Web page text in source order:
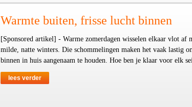
Warmte buiten, frisse lucht binnen
[Sponsored artikel] - Warme zomerdagen wisselen elkaar vlot af
milde, natte winters. Die schommelingen maken het vaak lastig
binnen in huis aangenaam te houden. Hoe ben je klaar voor elk
lees verder